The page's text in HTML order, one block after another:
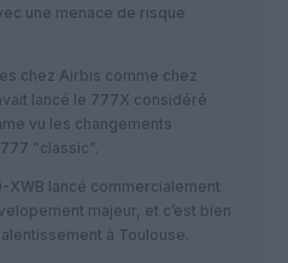
une menace de risque
chez Airbis comme chez
lancé le 777X considéré
vu les changements
“classic”.
lancé commercialement
majeur, et c’est bien
à Toulouse.